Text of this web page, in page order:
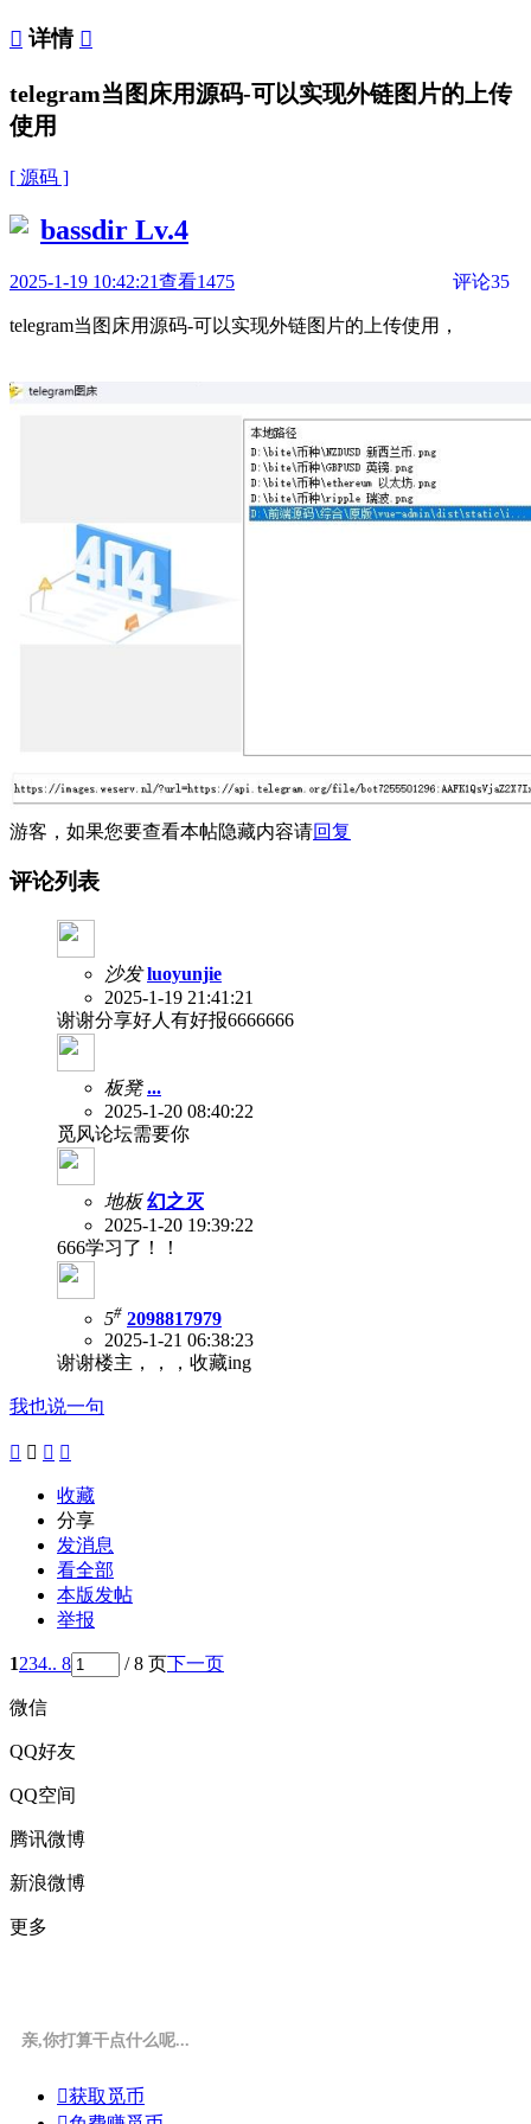
 详情 
telegram当图床用源码-可以实现外链图片的上传
使用
[ 源码 ]
bassdir Lv.4
2025-1-19 10:42:21查看1475 评论35
telegram当图床用源码-可以实现外链图片的上传使用，
游客，如果您要查看本帖隐藏内容请回复
评论列表
沙发 luoyunjie
2025-1-19 21:41:21
谢谢分享好人有好报6666666
板凳 ...
2025-1-20 08:40:22
觅风论坛需要你
地板 幻之灭
2025-1-20 19:39:22
666学习了！！
5# 2098817979
2025-1-21 06:38:23
谢谢楼主，，，收藏ing
我也说一句
   
收藏
分享
发消息
看全部
本版发帖
举报
1234.. 8 / 8 页下一页
微信
QQ好友
QQ空间
腾讯微博
新浪微博
更多
亲,你打算干点什么呢...
获取觅币